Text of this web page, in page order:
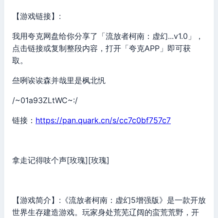
【游戏链接】:
我用夸克网盘给你分享了「流放者柯南：虚幻...v1.0」，
点击链接或复制整段内容，打开「夸克APP」即可获
取。
亝咧诶诶森并哉里是枫北忛
/~01a93ZLtWC~:/
链接： https://pan.quark.cn/s/cc7c0bf757c7
拿走记得吱个声[玫瑰][玫瑰]
【游戏简介】:《流放者柯南：虚幻5增强版》是一款开放
世界生存建造游戏。玩家身处荒芜辽阔的蛮荒荒野，开